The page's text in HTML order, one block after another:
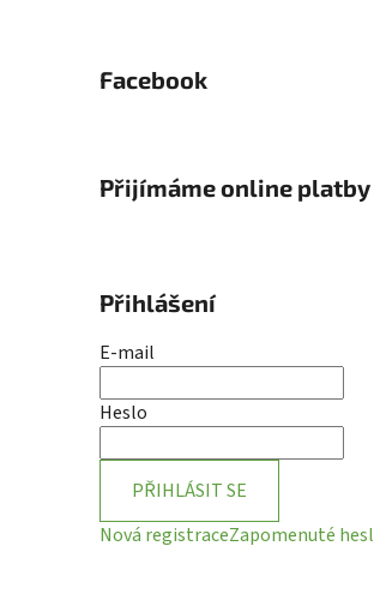
Facebook
Přijímáme online platby
Přihlášení
E-mail
Heslo
PŘIHLÁSIT SE
Nová registraceZapomenuté